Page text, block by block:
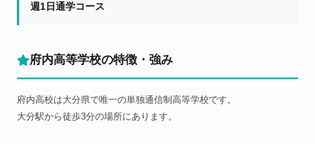
週1日通学コース
府内高等学校の特徴・強み
府内高校は大分県で唯一の単独通信制高等学校です。
大分駅から徒歩3分の場所にあります。